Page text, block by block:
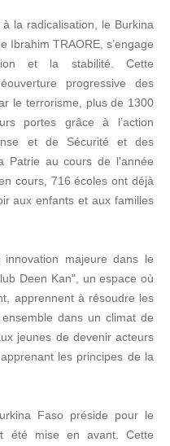
la radicalisation, le Burkina
Ibrahim TRAORE, s’engage
et la stabilité. Cette
progressive des
le terrorisme, plus de 1300
portes grâce à l’action
et de Sécurité et des
Patrie au cours de l'année
cours, 716 écoles ont déjà
aux enfants et aux familles
majeure dans le
Deen Kan", un espace où
apprennent à résoudre les
dans un climat de
jeunes de devenir acteurs
les principes de la
Faso préside pour le
été mise en avant. Cette